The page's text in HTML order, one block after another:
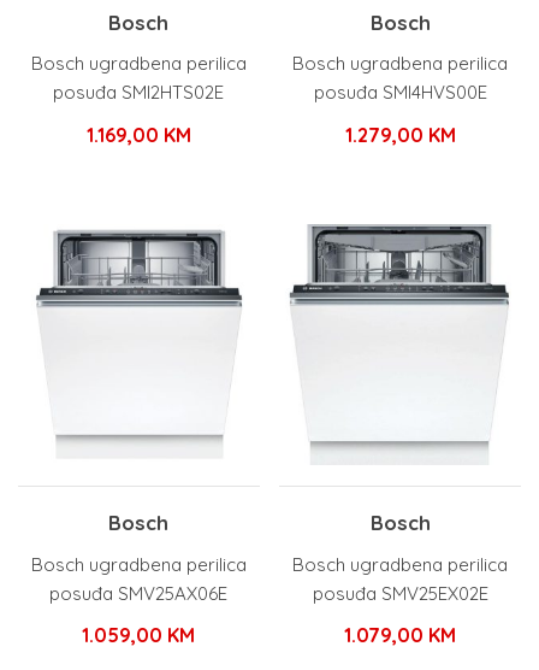
Bosch
Bosch ugradbena perilica
posuđa SMI2HTS02E
1.169,00 KM
Bosch
Bosch ugradbena perilica
posuđa SMI4HVS00E
1.279,00 KM
Bosch
Bosch ugradbena perilica
posuđa SMV25AX06E
1.059,00 KM
Bosch
Bosch ugradbena perilica
posuđa SMV25EX02E
1.079,00 KM